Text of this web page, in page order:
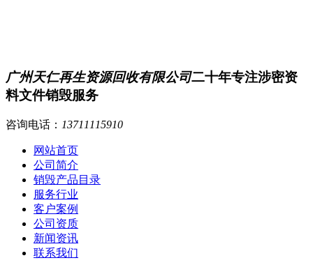
广州天仁再生资源回收有限公司二十年专注涉密资
料文件销毁服务
咨询电话： 13711115910
网站首页
公司简介
销毁产品目录
服务行业
客户案例
公司资质
新闻资讯
联系我们